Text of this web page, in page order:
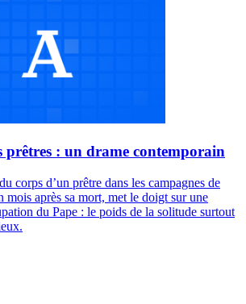
prêtres : un drame contemporain
corps d’un prêtre dans les campagnes de
mois après sa mort, met le doigt sur une
du Pape : le poids de la solitude surtout